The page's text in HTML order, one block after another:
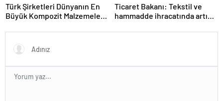
Türk Şirketleri Dünyanın En
Büyük Kompozit Malzemeler
Ticaret Bakanı: Tekstil ve
hammadde ihracatında artış